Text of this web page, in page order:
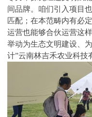
间品牌。咱们引入项目
匹配；在本范畴内有必
运营也能够合伙运营这
举动为生态文明建设、
计”云南林吉禾农业科技